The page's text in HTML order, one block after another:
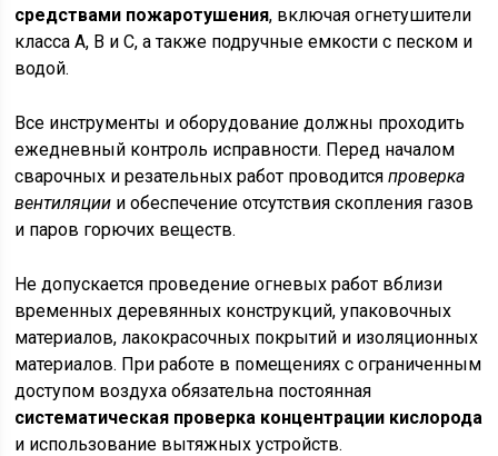
средствами пожаротушения, включая огнетушители
класса А, В и С, а также подручные емкости с песком и
водой.
Все инструменты и оборудование должны проходить
ежедневный контроль исправности. Перед началом
сварочных и резательных работ проводитсяпроверка
вентиляции и обеспечение отсутствия скопления газов
и паров горючих веществ.
Не допускается проведение огневых работ вблизи
временных деревянных конструкций, упаковочных
материалов, лакокрасочных покрытий и изоляционных
материалов. При работе в помещениях с ограниченным
доступом воздуха обязательна постоянная
систематическая проверка концентрации кислорода
и использование вытяжных устройств.